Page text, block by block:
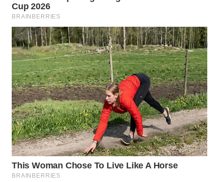
WAHANA
DESA
WISATA
LAPAK
WAHANA
Wahana
Network
KONSUMEN
LISTRIK
MASYARAKAT
KELISTRIKAN